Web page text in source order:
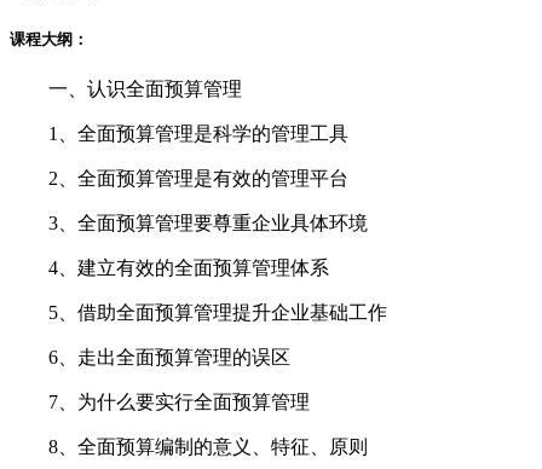
课程大纲：
一、认识全面预算管理
1、全面预算管理是科学的管理工具
2、全面预算管理是有效的管理平台
3、全面预算管理要尊重企业具体环境
4、建立有效的全面预算管理体系
5、借助全面预算管理提升企业基础工作
6、走出全面预算管理的误区
7、为什么要实行全面预算管理
8、全面预算编制的意义、特征、原则